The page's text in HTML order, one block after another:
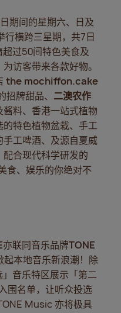
期间的星期六、日及
行横跨三星期，共7日
超过50间特色美食及
访客带来各款好物。
the mochiffon.cake
招牌甜品、 二澳农作
料、香港一站式植物
的特色植物盆栽、手工
手工啤酒、及源自夏威
合现代科学研发的
食、娱乐的你绝对不
亦联同音乐品牌TONE
起本地音乐新浪潮！除
音乐特区展示「第二
围名单，让听众投选
Music 亦将极具